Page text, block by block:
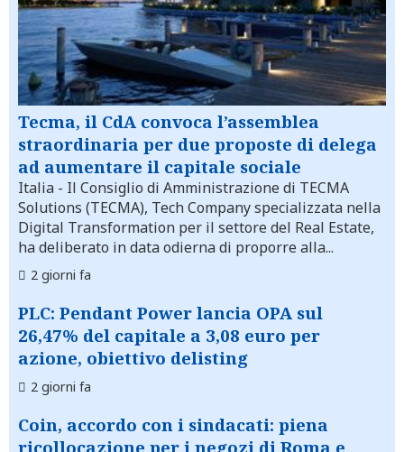
Tecma, il CdA convoca l’assemblea
straordinaria per due proposte di delega
ad aumentare il capitale sociale
Italia - Il Consiglio di Amministrazione di TECMA
Solutions (TECMA), Tech Company specializzata nella
Digital Transformation per il settore del Real Estate,
ha deliberato in data odierna di proporre alla...
2 giorni fa
PLC: Pendant Power lancia OPA sul
26,47% del capitale a 3,08 euro per
azione, obiettivo delisting
2 giorni fa
Coin, accordo con i sindacati: piena
ricollocazione per i negozi di Roma e